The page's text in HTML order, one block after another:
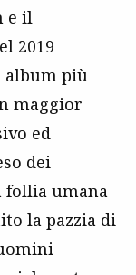
e il
2019
album più
maggior
ed
dei
follia umana
la pazzia di